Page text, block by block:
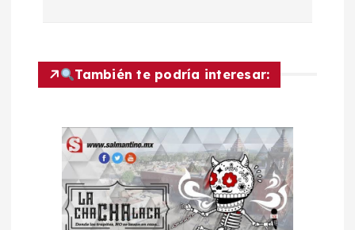
e
g
También te podría interesar: